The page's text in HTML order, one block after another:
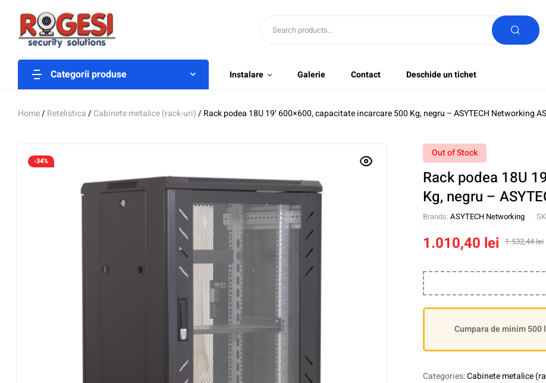
Categorii produse Instalare Galerie Contact Deschide un tichet
Home/Retelistica/Cabinete metalice (rack-uri)/ Rack podea 18U 19′ 600×600, capacitate incarcare 500 Kg, negru – ASYTECH Networking
-34%
Out of Stock
Rack podea 18U
Kg, negru –
Brands: ASYTECH Networking
1.532,44lei
1.010,40 lei
Cumpara de minim
Categories:Cabinete metalice